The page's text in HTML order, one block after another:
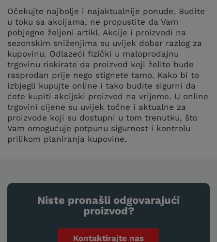
Očekujte najbolje i najaktualnije ponude. Budite
u toku sa akcijama, ne propustite da Vam
pobjegne željeni artikl. Akcije i proizvodi na
sezonskim sniženjima su uvijek dobar razlog za
kupovinu. Odlazeći fizički u maloprodajnu
trgovinu riskirate da proizvod koji želite bude
rasprodan prije nego stignete tamo. Kako bi to
izbjegli kupujte online i tako budite sigurni da
ćete kupiti akcijski proizvod na vrijeme. U online
trgovini cijene su uvijek točne i aktualne za
proizvode koji su dostupni u tom trenutku, što
Vam omogućuje potpunu sigurnost i kontrolu
prilikom planiranja kupovine.
Niste pronašli odgovarajući
proizvod?
Kontaktirajte nas